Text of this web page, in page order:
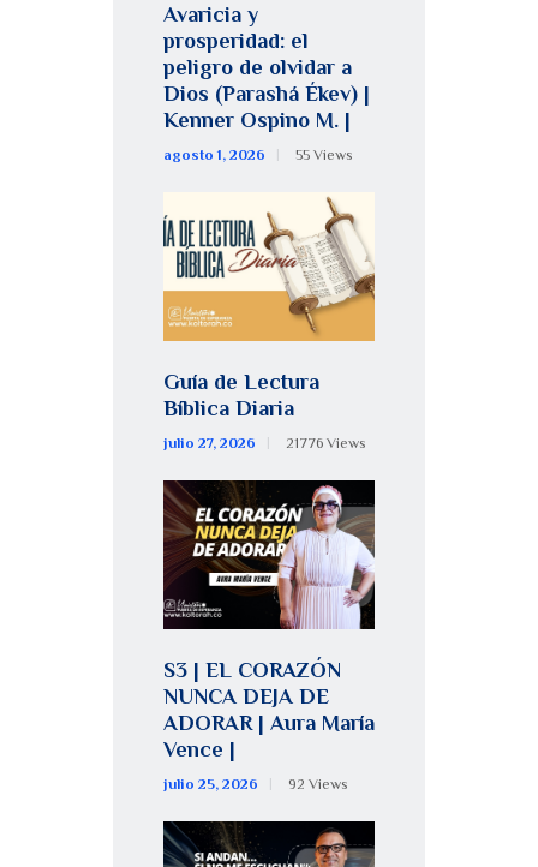
Avaricia y
prosperidad: el
peligro de olvidar a
Dios (Parashá Ékev) |
Kenner Ospino M. |
agosto 1, 2026 55 Views
Guía de Lectura
Bíblica Diaria
julio 27, 2026 21776 Views
S3 | EL CORAZÓN
NUNCA DEJA DE
ADORAR | Aura María
Vence |
julio 25, 2026 92 Views